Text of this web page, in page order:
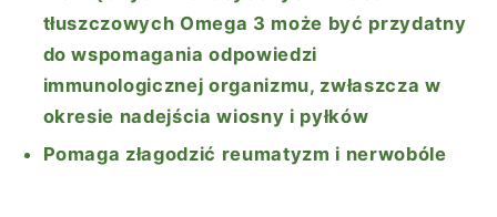
tłuszczowych Omega 3 może być przydatny
do wspomagania odpowiedzi
immunologicznej organizmu, zwłaszcza w
okresie nadejścia wiosny i pyłków
Pomaga złagodzić reumatyzm i nerwobóle